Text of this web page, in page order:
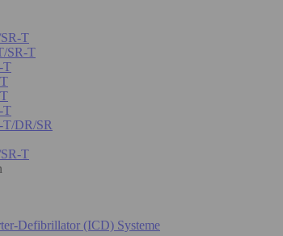
T
SR-T
T
T
T/DR/SR
T
Defibrillator (ICD) Systeme